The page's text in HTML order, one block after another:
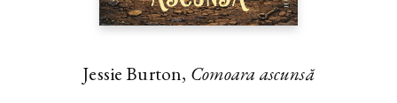
Jessie Burton, Comoara ascunsă